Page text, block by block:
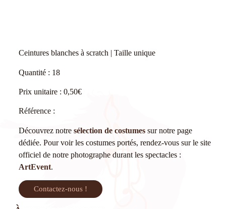
Ceintures blanches à scratch | Taille unique
Quantité : 18
Prix unitaire : 0,50€
Référence :
Découvrez notre sélection de costumessur notre page
dédiée. Pour voir les costumes portés, rendez-vous sur le site
officiel de notre photographe durant les spectacles :
ArtEvent.
Contactez-nous !